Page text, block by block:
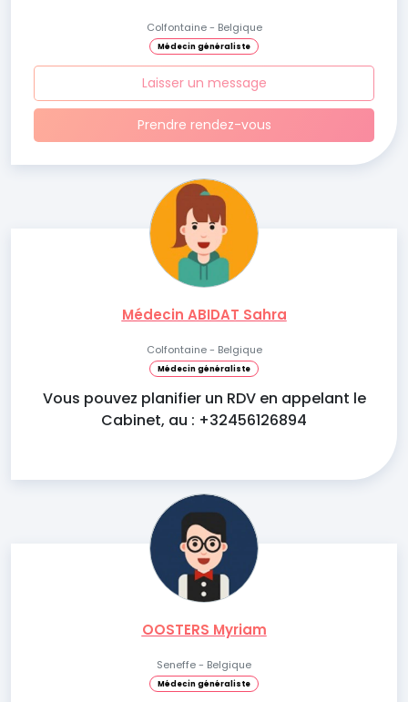
Colfontaine - Belgique
Médecin généraliste
Laisser un message
Prendre rendez-vous
Médecin ABIDAT Sahra
Colfontaine - Belgique
Médecin généraliste
Vous pouvez planifier un RDV en appelant le
Cabinet, au : +32456126894
OOSTERS Myriam
Seneffe - Belgique
Médecin généraliste